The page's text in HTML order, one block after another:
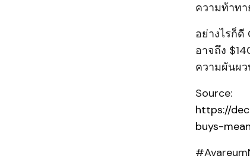
ความท้าทา
อย่างไรก็ดี
อาจถึง
ความผันผ
Source:
https://
buys-